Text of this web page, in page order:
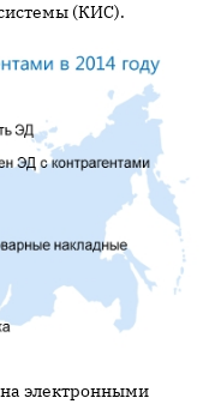
(КИС).
электронными